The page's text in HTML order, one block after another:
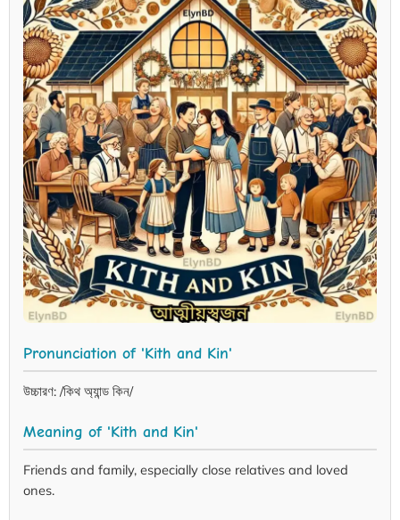
Pronunciation of 'Kith and Kin'
উচ্চারণ: /কিথ অ্যান্ড কিন/
Meaning of 'Kith and Kin'
Friends and family, especially close relatives and loved
ones.